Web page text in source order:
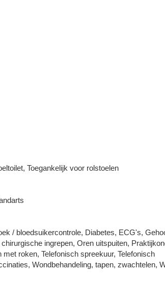
Toegankelijk voor rolstoelen
/ bloedsuikercontrole, Diabetes, ECG's,
ingrepen, Oren uitspuiten,
roken, Telefonisch spreekuur, Telefonisch
Wondbehandeling, tapen, zwachtelen,